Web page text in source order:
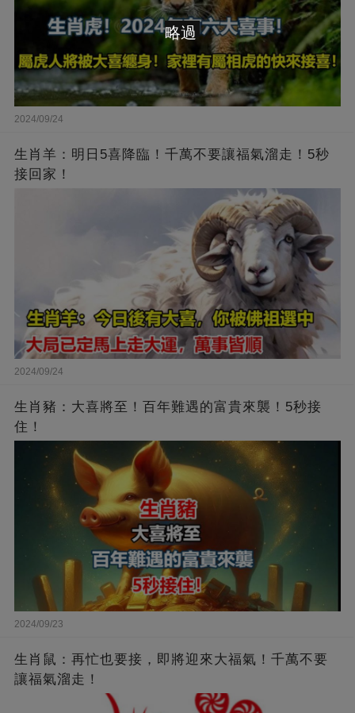
2024/09/24
生肖羊：明日5喜降臨！千萬不要讓福氣溜走！5秒
接回家！
2024/09/24
生肖豬：大喜將至！百年難遇的富貴來襲！5秒接
住！
2024/09/23
生肖鼠：再忙也要接，即將迎來大福氣！千萬不要
讓福氣溜走！
略過